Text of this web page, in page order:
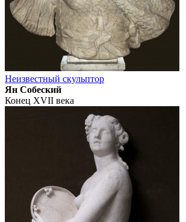
Неизвестный скульптор
Ян Собеский
Конец XVII века